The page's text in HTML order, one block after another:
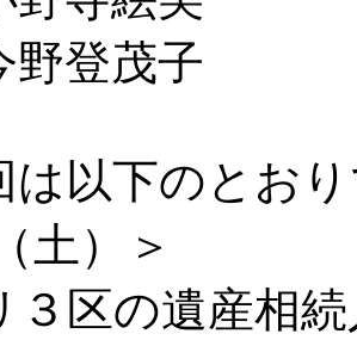
登茂子
以下のとお
土）＞
区の遺産相続